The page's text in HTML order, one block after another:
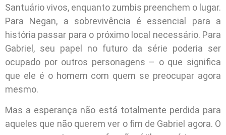
Santuário vivos, enquanto zumbis preenchem o lugar.
Para Negan, a sobrevivência é essencial para a
história passar para o próximo local necessário. Para
Gabriel, seu papel no futuro da série poderia ser
ocupado por outros personagens – o que significa
que ele é o homem com quem se preocupar agora
mesmo.
Mas a esperança não está totalmente perdida para
aqueles que não querem ver o fim de Gabriel agora. O